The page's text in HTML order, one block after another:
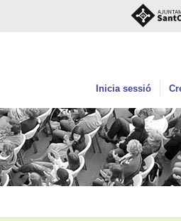
Inicia sessió